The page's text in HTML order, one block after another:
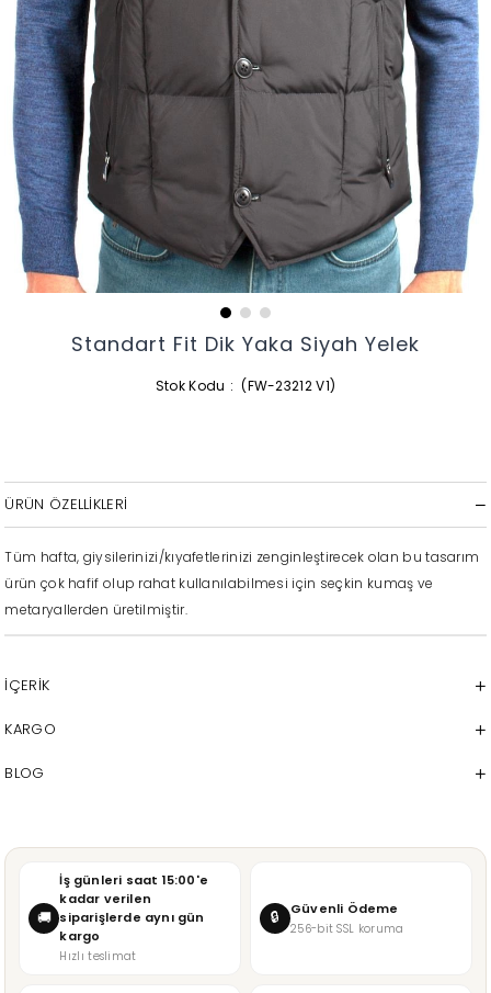
Standart Fit Dik Yaka Siyah Yelek
Stok Kodu (FW-23212 V1)
ÜRÜN ÖZELLIKLERI
Tüm hafta, giysilerinizi/kıyafetlerinizi zenginleştirecek olan bu tasarım
ürün çok hafif olup rahat kullanılabilmesi için seçkin kumaş ve
metaryallerden üretilmiştir.
İÇERİK
KARGO
BLOG
🚚
İş günleri saat 15:00'e
kadar verilen
siparişlerde aynı gün
kargo
Hızlı teslimat
🔒 Güvenli Ödeme
256-bit SSL koruma